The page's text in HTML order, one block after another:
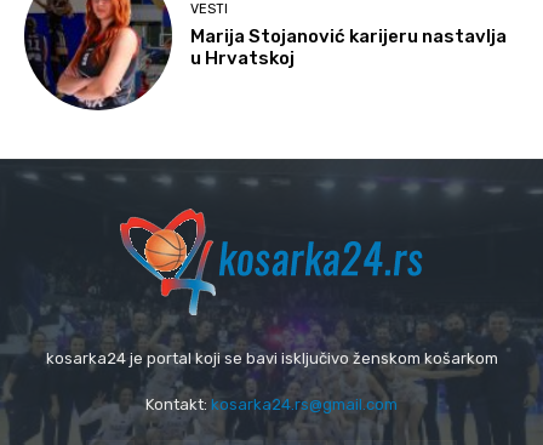
VESTI
Marija Stojanović karijeru nastavlja
u Hrvatskoj
kosarka24 je portal koji se bavi isključivo ženskom košarkom
Kontakt: kosarka24.rs@gmail.com